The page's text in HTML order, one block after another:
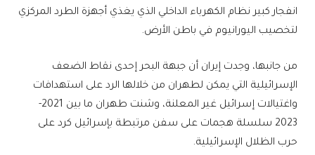
انفجار كبير نظام الكهرباء الداخلي الذي يغذي أجهزة الطرد المركزي
لتخصيب اليورانيوم في باطن الأرض.
من جانبها، وجدت إيران أن جبهة البحر إحدى نقاط الضعف
الإسرائيلية التي يمكن لطهران من خلالها الرد على استهدافات
واغتيالات إسرائيل غير المعلنة، وشنت طهران ما بين 2021-
2023 سلسلة هجمات على سفن مرتبطة بإسرائيل كرد على
حرب الظلال الإسرائيلية.